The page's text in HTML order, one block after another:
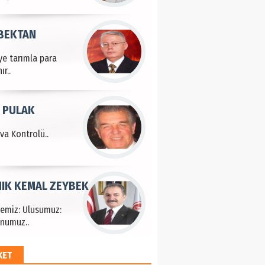
tarımla para
Kontrolü..
PULAK
Ulusumuz:
KEMAL ZEYBEK
HAYRİ PEKER